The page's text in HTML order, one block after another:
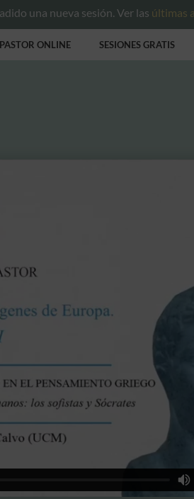
una nueva sesión. Ver las últimas
PASTOR ONLINE SESIONES GRATIS